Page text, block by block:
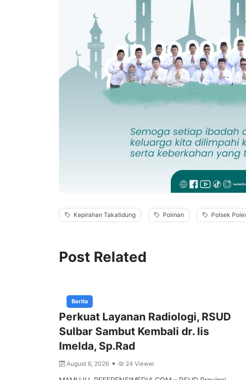
Kepirahan Takatidung Polman Polsek
Post Related
Berita
Perkuat Layanan Radiologi, RSUD
Sulbar Sambut Kembali dr. Iis
Imelda, Sp.Rad
August 6, 2026 24 Viewer